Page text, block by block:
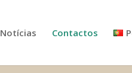
Notícias Contactos